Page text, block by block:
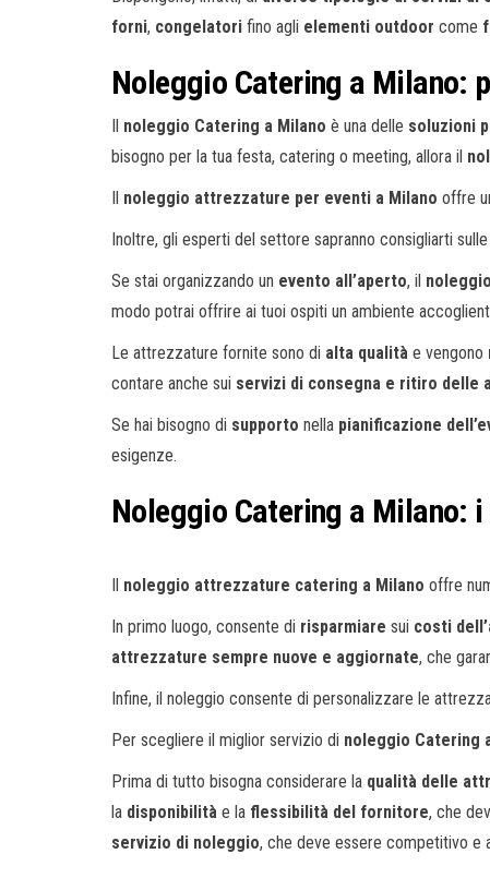
forni, congelatori fino agli elementi outdoor come
Noleggio Catering a Milano:
Il noleggio Catering a Milano è una delle soluzioni
bisogno per la tua festa, catering o meeting, allora il
Il noleggio attrezzature per eventi a Milano offre
Inoltre, gli esperti del settore sapranno consigliarti sulle
Se stai organizzando un evento all’aperto, il
modo potrai offrire ai tuoi ospiti un ambiente
Le attrezzature fornite sono di alta qualità e vengono
contare anche sui servizi di consegna e ritiro delle
Se hai bisogno di supporto nella pianificazione
esigenze.
Noleggio Catering a Milano:
Il noleggio attrezzature catering a Milano offre
In primo luogo, consente di risparmiare sui costi
attrezzature sempre nuove e aggiornate, che
Infine, il noleggio consente di personalizzare le
Per scegliere il miglior servizio di noleggio Catering
Prima di tutto bisogna considerare la qualità delle
la disponibilità e la flessibilità del fornitore, che
servizio di noleggio, che deve essere competitivo e